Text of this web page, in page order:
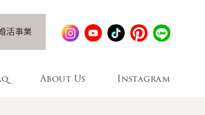
About Us Instagram
活事業